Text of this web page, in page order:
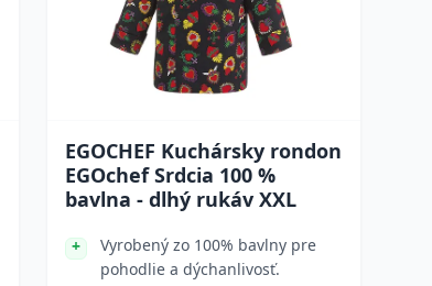
EGOCHEF Kuchársky rondon
EGOchef Srdcia 100 %
bavlna - dlhý rukáv XXL
Vyrobený zo 100% bavlny pre
pohodlie a dýchanlivosť.